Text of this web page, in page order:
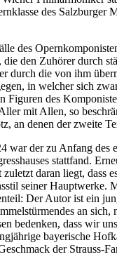
des Salzburger
des
den Zuhörer durch
durch die von ihm
in welcher sich
des
mit Allen, so
an denen der zweite
war der zu Anfang
stattfand.
zuletzt daran liegt, dass
seiner Hauptwerke.
Der Autor ist ein
an
bedenken, dass wir
bayerische
der